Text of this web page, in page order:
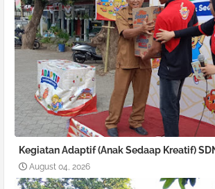
Kegiatan Adaptif (Anak Sedaap Kreatif)
August 04, 2026